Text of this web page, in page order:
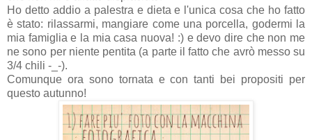
Ho detto addio a palestra e dieta e l'unica cosa che ho fatto
è stato: rilassarmi, mangiare come una porcella, godermi la
mia famiglia e la mia casa nuova! :) e devo dire che non me
ne sono per niente pentita (a parte il fatto che avrò messo su
3/4 chili -_-).
Comunque ora sono tornata e con tanti bei propositi per
questo autunno!